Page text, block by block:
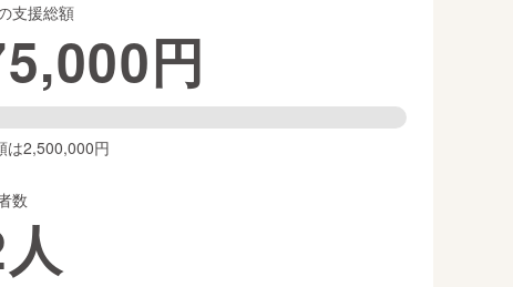
ファッション
ア
支援総額
円
は2,500,000円
数
人